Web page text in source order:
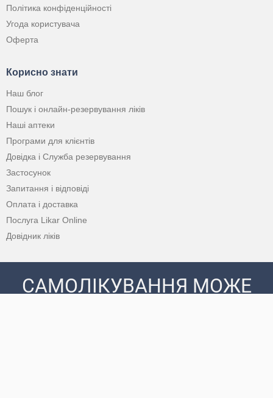
Політика конфіденційності
Угода користувача
Оферта
Корисно знати
Наш блог
Пошук і онлайн-резервування ліків
Наші аптеки
Програми для клієнтів
Довідка і Служба резервування
Застосунок
Запитання і відповіді
Оплата і доставка
Послуга Likar Online
Довідник ліків
САМОЛІКУВАННЯ МОЖЕ